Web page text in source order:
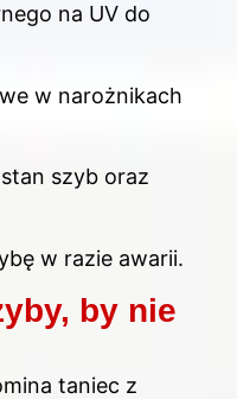
na UV do
w narożnikach
szyb oraz
w razie awarii.
by nie
taniec z